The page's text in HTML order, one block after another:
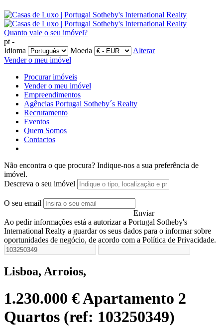
Quanto vale o seu imóvel?
pt -
Idioma
Moeda
Alterar
Vender o meu imóvel
Procurar imóveis
Vender o meu imóvel
Empreendimentos
Agências Portugal Sotheby´s Realty
Recrutamento
Eventos
Quem Somos
Contactos
Não encontra o que procura? Indique-nos a sua preferência de
imóvel.
Descreva o seu imóvel
O seu email
Enviar
Ao pedir informações está a autorizar a Portugal Sotheby's
International Realty a guardar os seus dados para o informar sobre
oportunidades de negócio, de acordo com a Política de Privacidade.
Lisboa, Arroios,
1.230.000 €Apartamento 2
Quartos (ref: 103250349)